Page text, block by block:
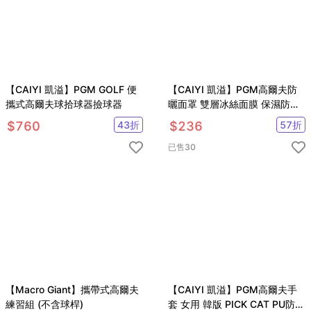
【CAIYI 凱溢】PGM GOLF 便
攜式高爾夫球拾球器撿球器
$760 43折
【CAIYI 凱溢】PGM高爾夫防
曬面罩 雙層冰絲面膜 保濕防紫
外線UPF50+可水洗臉罩
$236 57折
已售30
【Macro Giant】攜帶式高爾夫
練習組 (不含球桿)
【CAIYI 凱溢】PGM高爾夫手
套 女用 韓版 PICK CAT PU防滑